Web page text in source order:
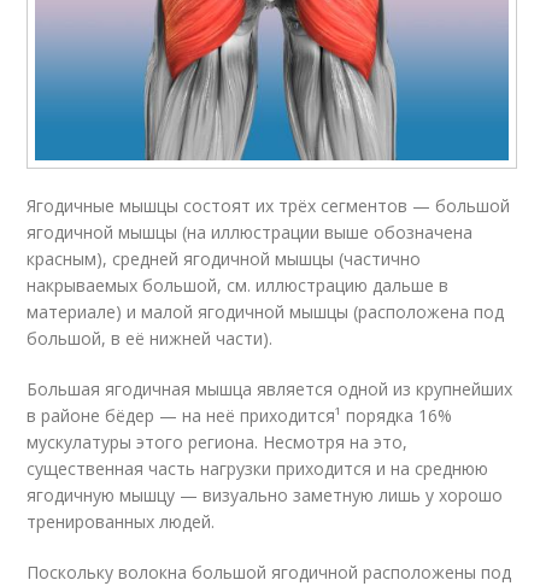
Ягодичные мышцы состоят их трёх сегментов — большой
ягодичной мышцы (на иллюстрации выше обозначена
красным), средней ягодичной мышцы (частично
накрываемых большой, см. иллюстрацию дальше в
материале) и малой ягодичной мышцы (расположена под
большой, в её нижней части).
Большая ягодичная мышца является одной из крупнейших
в районе бёдер — на неё приходится¹ порядка 16%
мускулатуры этого региона. Несмотря на это,
существенная часть нагрузки приходится и на среднюю
ягодичную мышцу — визуально заметную лишь у хорошо
тренированных людей.
Поскольку волокна большой ягодичной расположены под